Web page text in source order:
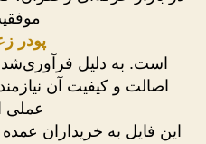
پودر
است. به دلیل
اصالت و کیفیت آن
این فایل به خریداران